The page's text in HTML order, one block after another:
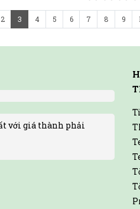
2 3 4 5 6 7 8 9
với giá thành phải